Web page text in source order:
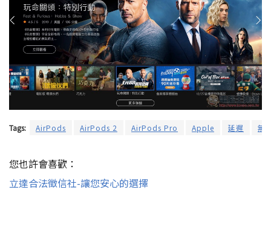
Tags: AirPods AirPods 2 AirPods Pro Apple 延遲 無
您也許會喜歡：
立達合法徵信社-讓您安心的選擇